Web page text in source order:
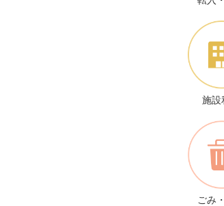
施設
ごみ